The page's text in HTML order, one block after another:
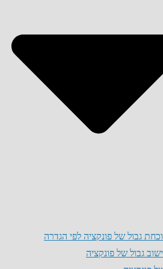
גבול של פונקציה לפי הגדרה
גבול של פונקציה